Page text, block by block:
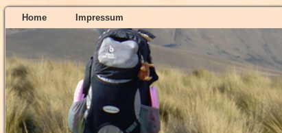
Home Impressum